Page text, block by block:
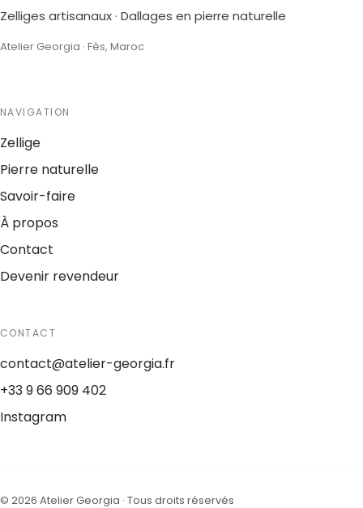
Zelliges artisanaux · Dallages en pierre naturelle
Atelier Georgia · Fès, Maroc
NAVIGATION
Zellige
Pierre naturelle
Savoir-faire
À propos
Contact
Devenir revendeur
CONTACT
contact@atelier-georgia.fr
+33 9 66 909 402
Instagram
© 2026 Atelier Georgia · Tous droits réservés